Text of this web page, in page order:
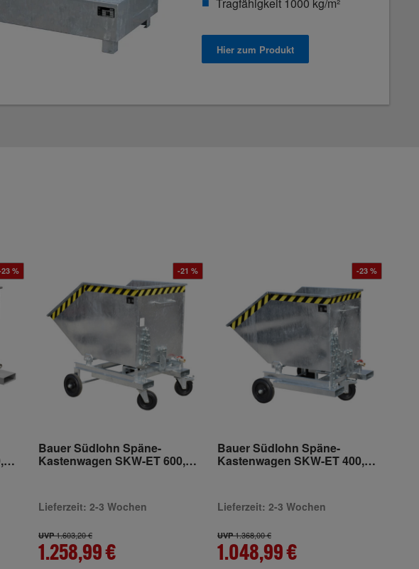
Hier zum Produkt
% -21 %
Bauer Südlohn Späne-
Kastenwagen SKW-ET 600,
Lieferzeit: 2-3 Wochen
UVP1.603,20 €
1.258,99 €
-23 %
Bauer Südlohn Späne-
Kastenwagen SKW-ET 400,
Lieferzeit: 2-3 Wochen
UVP1.368,00 €
1.048,99 €